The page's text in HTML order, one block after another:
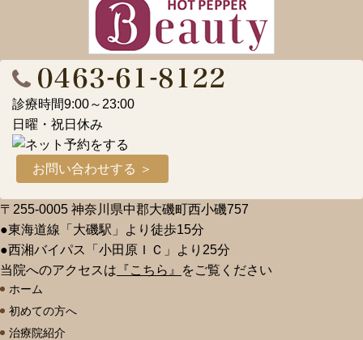
診療時間9:00～23:00
日曜・祝日休み
お問い合わせする ＞
〒255-0005 神奈川県中郡大磯町西小磯757
●東海道線「大磯駅」より徒歩15分
●西湘バイパス「小田原ＩＣ」より25分
当院へのアクセスは 『こちら』 をご覧ください
ホーム
初めての方へ
治療院紹介